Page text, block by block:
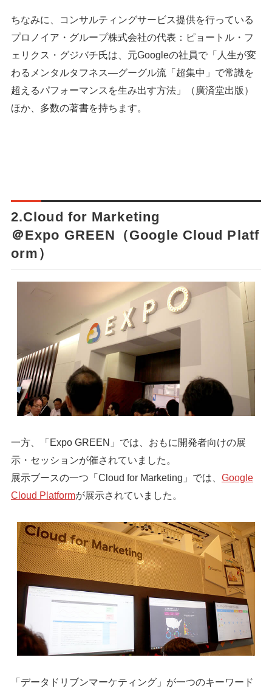
ちなみに、コンサルティングサービス提供を行っている
プロノイア・グループ株式会社の代表：ピョートル・フ
ェリクス・グジバチ氏は、元Googleの社員で「人生が変
わるメンタルタフネス―グーグル流「超集中」で常識を
超えるパフォーマンスを生み出す方法」（廣済堂出版）
ほか、多数の著書を持ちます。
2.Cloud for Marketing
＠Expo GREEN（Google Cloud Platf
orm）
一方、「Expo GREEN」では、おもに開発者向けの展
示・セッションが催されていました。
展示ブースの一つ「Cloud for Marketing」では、 Google
Cloud Platformが展示されていました。
「データドリブンマーケティング」が一つのキーワード
シェア 投稿